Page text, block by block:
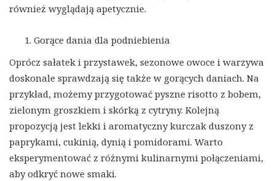
również wyglądają apetycznie.
Gorące dania dla podniebienia
Oprócz sałatek i przystawek, sezonowe owoce i warzywa
doskonale sprawdzają się także w gorących daniach. Na
przykład, możemy przygotować pyszne risotto z bobem,
zielonym groszkiem i skórką z cytryny. Kolejną
propozycją jest lekki i aromatyczny kurczak duszony z
paprykami, cukinią, dynią i pomidorami. Warto
eksperymentować z różnymi kulinarnymi połączeniami,
aby odkryć nowe smaki.